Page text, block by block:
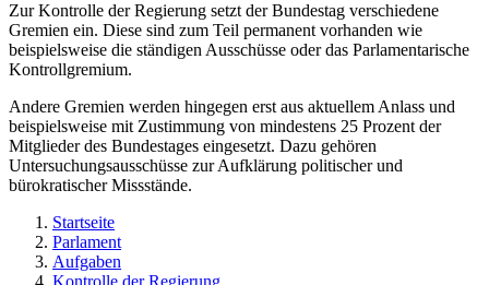
Zur Kontrolle der Regierung setzt der Bundestag verschiedene
Gremien ein. Diese sind zum Teil permanent vorhanden wie
beispielsweise die ständigen Ausschüsse oder das Parlamentarische
Kontrollgremium.
Andere Gremien werden hingegen erst aus aktuellem Anlass und
beispielsweise mit Zustimmung von mindestens 25 Prozent der
Mitglieder des Bundestages eingesetzt. Dazu gehören
Untersuchungsausschüsse zur Aufklärung politischer und
bürokratischer Missstände.
Startseite
Parlament
Aufgaben